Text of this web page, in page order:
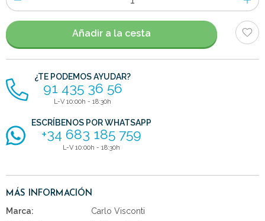
de
artículos
Añadir a la cesta
¿TE PODEMOS AYUDAR?
91 435 36 56
L-V 10:00h - 18:30h
ESCRÍBENOS POR WHATSAPP
+34 683 185 759
L-V 10:00h - 18:30h
MÁS INFORMACIÓN
Marca:
Carlo Visconti